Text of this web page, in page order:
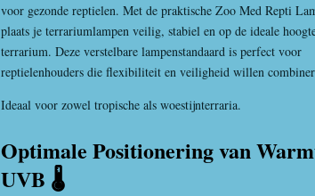
voor gezonde reptielen. Met de praktische Zoo Med Repti
plaats je terrariumlampen veilig, stabiel en op de ideale
terrarium. Deze verstelbare lampenstandaard is perfect voor
reptielenhouders die flexibiliteit en veiligheid willen
Ideaal voor zowel tropische als woestijnterraria.
Optimale Positionering van
UVB 🌡️